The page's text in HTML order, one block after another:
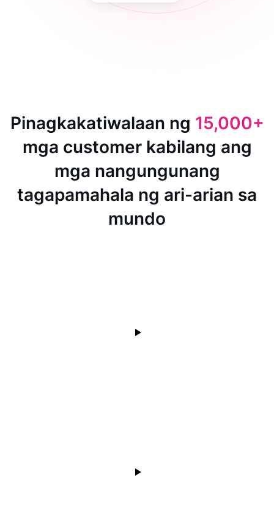
Pinagkakatiwalaan ng 15,000+
mga customer kabilang ang
mga nangungunang
tagapamahala ng ari-arian sa
mundo